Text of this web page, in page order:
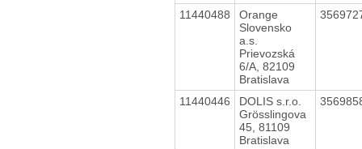
11440488
Orange
Slovensko
a.s.
Prievozská
6/A, 82109
Bratislava
11440446
DOLIS s.r.o.
Grösslingova
45, 81109
Bratislava